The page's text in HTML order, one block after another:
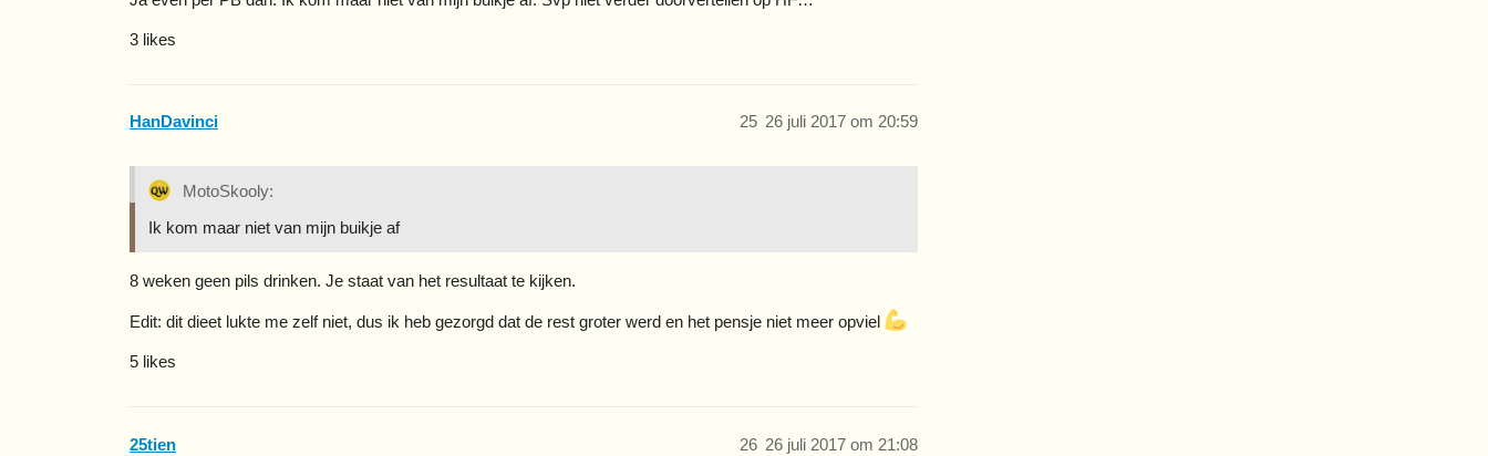
3 likes
HanDavinci 26 juli 2017 om 20:59
25
MotoSkooly:
Ik kom maar niet van mijn buikje af
8 weken geen pils drinken. Je staat van het resultaat te kijken.
Edit: dit dieet lukte me zelf niet, dus ik heb gezorgd dat de rest groter werd en het pensje niet meer opviel
5 likes
25tien 26 juli 2017 om 21:08
26